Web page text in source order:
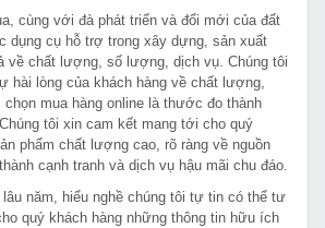
cùng với đà phát triển và đổi mới của đất
dụng cụ hỗ trợ trong xây dựng, sản xuất
về chất lượng, số lượng, dịch vụ. Chúng tôi
hài lòng của khách hàng về chất lượng,
mua hàng online là thước đo thành
tôi xin cam kết mang tới cho quý
phẩm chất lượng cao, rõ ràng về nguồn
cạnh tranh và dịch vụ hậu mãi chu đáo.
năm, hiểu nghề chúng tôi tự tin có thể tư
quý khách hàng những thông tin hữu ích